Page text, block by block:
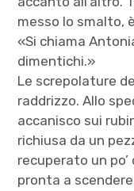
messo lo smalto,
«Si chiama
dimentichi.»
Le screpolature
raddrizzo. Allo
accanisco sui
richiusa da un
recuperato un
pronta a